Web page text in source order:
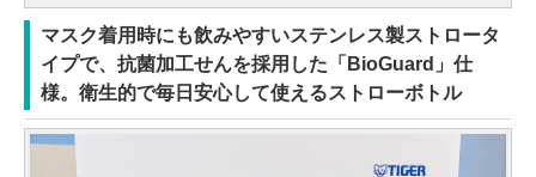
マスク着用時にも飲みやすいステンレス製ストロータ
イプで、抗菌加工せんを採用した「BioGuard」仕
様。衛生的で毎日安心して使えるストローボトル